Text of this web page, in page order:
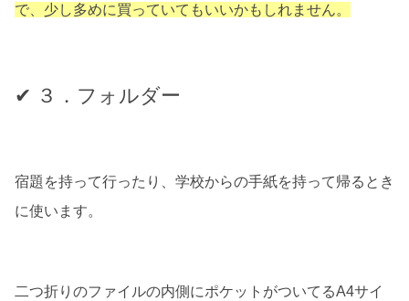
で、少し多めに買っていてもいいかもしれません。
✔ ３．フォルダー
宿題を持って行ったり、学校からの手紙を持って帰るとき
に使います。
二つ折りのファイルの内側にポケットがついてるA4サイ